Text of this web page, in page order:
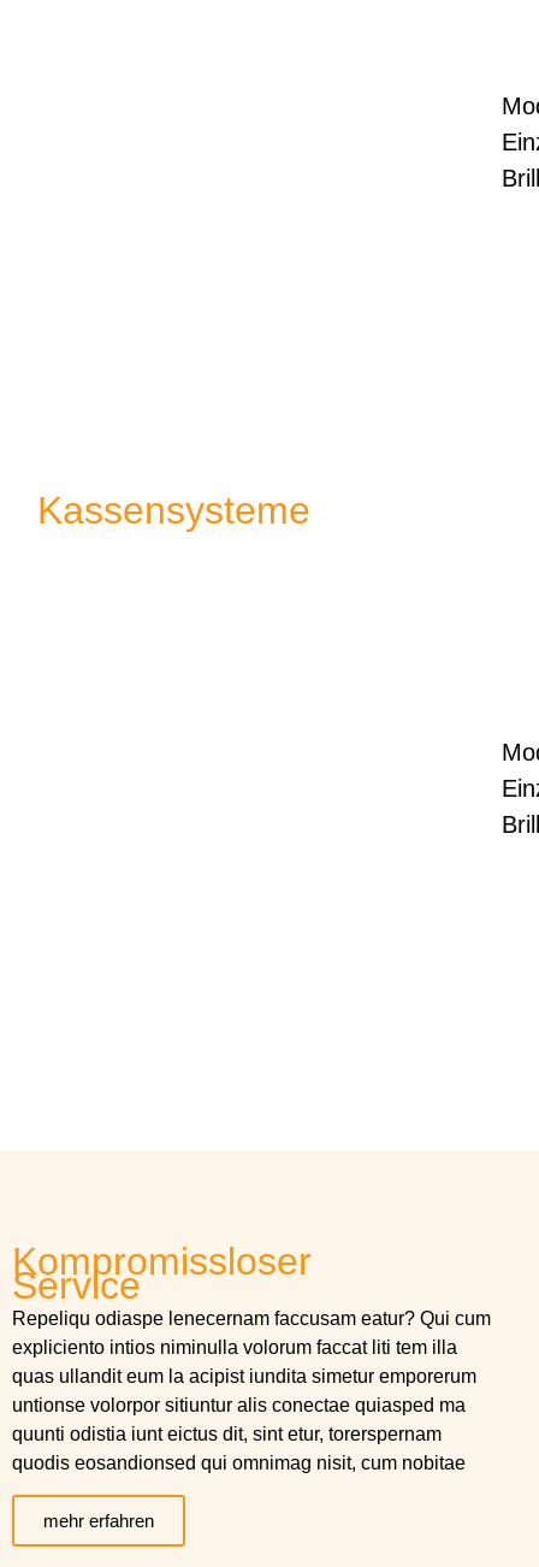
Kassensysteme
Kompromissloser
Service
Repeliqu odiaspe lenecernam faccusam eatur? Qui cum
expliciento intios niminulla volorum faccat liti tem illa
quas ullandit eum la acipist iundita simetur emporerum
untionse volorpor sitiuntur alis conectae quiasped ma
quunti odistia iunt eictus dit, sint etur, torerspernam
quodis eosandionsed qui omnimag nisit, cum nobitae
mehr erfahren